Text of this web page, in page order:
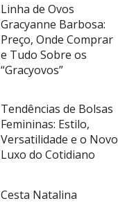
Linha de Ovos
Gracyanne Barbosa:
Preço, Onde Comprar
e Tudo Sobre os
“Gracyovos”
Tendências de Bolsas
Femininas: Estilo,
Versatilidade e o Novo
Luxo do Cotidiano
Cesta Natalina